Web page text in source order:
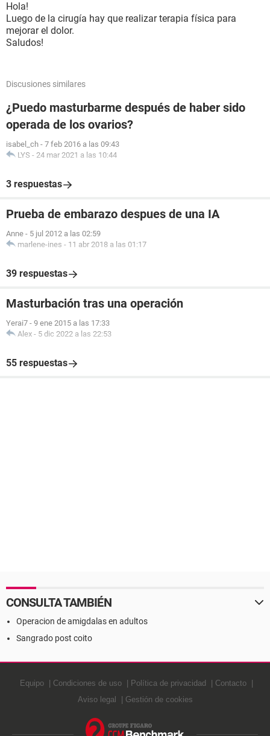
Hola!
Luego de la cirugía hay que realizar terapia física para
mejorar el dolor.
Saludos!
Discusiones similares
¿Puedo masturbarme después de haber sido
operada de los ovarios?
isabel_ch - 7 feb 2016 a las 09:43
LYS - 24 mar 2021 a las 10:44
3 respuestas
Prueba de embarazo despues de una IA
Anne - 5 jul 2012 a las 02:59
marlene-ines - 11 abr 2018 a las 01:17
39 respuestas
Masturbación tras una operación
Yerai7 - 9 ene 2015 a las 17:33
Alex - 5 dic 2022 a las 22:53
55 respuestas
CONSULTA TAMBIÉN
Operacion de amigdalas en adultos
Sangrado post coito
Equipo Condiciones de uso Política de privacidad
Contacto
Aviso legal
Gestión de cookies